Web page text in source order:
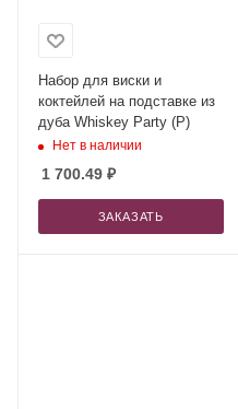
Набор для виски и
коктейлей на подставке из
дуба Whiskey Party (Р)
Нет в наличии
1 700.49 ₽
ЗАКАЗАТЬ